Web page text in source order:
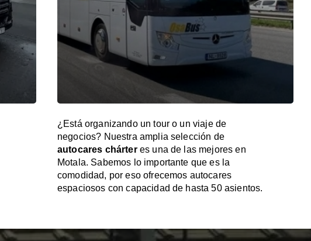
¿Está organizando un tour o un viaje de
negocios? Nuestra amplia selección de
autocares chárteres una de las mejores en
Motala. Sabemos lo importante que es la
comodidad, por eso ofrecemos autocares
espaciosos con capacidad de hasta 50 asientos.